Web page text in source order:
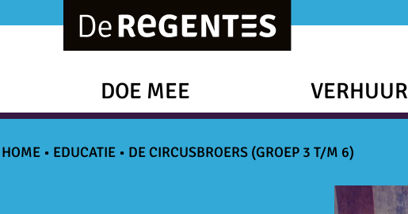
DOE MEE VERHUUR
HOME• EDUCATIE• DE CIRCUSBROERS (GROEP 3 T/M 6)